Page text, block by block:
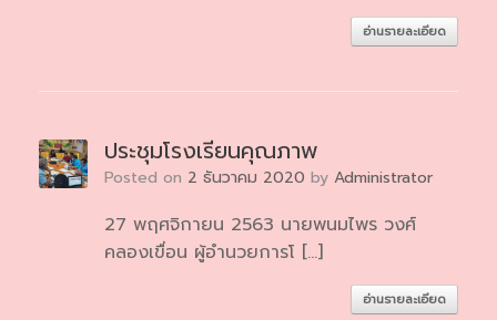
อ่านรายละเอียด
ประชุมโรงเรียนคุณภาพ
Posted on 2 ธันวาคม 2020 by Administrator
27 พฤศจิกายน 2563 นายพนมไพร วงศ์
คลองเขื่อน ผู้อำนวยการโ […]
อ่านรายละเอียด